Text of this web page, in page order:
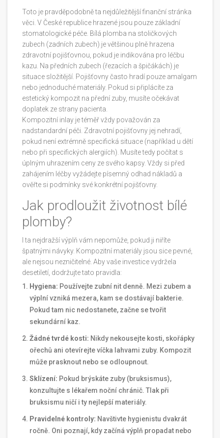
Toto je pravděpodobně ta nejdůležitější finanční stránka
věci. V České republice hrazené jsou pouze základní
stomatologické péče. Bílá plomba na stoličkových
zubech (zadních zubech) je většinou plně hrazena
zdravotní pojišťovnou, pokud je indikována pro léčbu
kazu. Na předních zubech (řezacích a špičákách) je
situace složitější. Pojišťovny často hradí pouze amalgam
nebo jednoduché materiály. Pokud si připlácíte za
estetický kompozit na přední zuby, musíte očekávat
doplatek ze strany pacienta.
Kompozitní inlay je téměř vždy považován za
nadstandardní péči. Zdravotní pojišťovny jej nehradí,
pokud není extrémně specifická situace (například u dětí
nebo při specifických alergiích). Musíte tedy počítat s
úplným uhrazením ceny ze svého kapsy. Vždy si před
zahájením léčby vyžádejte písemný odhad nákladů a
ověřte si podmínky své konkrétní pojišťovny.
Jak prodloužit životnost bílé
plomby?
I ta nejdražší výplň vám nepomůže, pokud ji niříte
špatnými návyky. Kompozitní materiály jsou sice pevné,
ale nejsou nezničitelné. Aby vaše investice vydržela
desetiletí, dodržujte tato pravidla:
Hygiena: Používejte zubní nit denně. Mezi zubem a
výplní vzniká mezera, kam se dostávají bakterie.
Pokud tam nic nedostanete, začne se tvořit
sekundární kaz.
Žádné tvrdé kosti: Nikdy nekousejte kosti, skořápky
ořechů ani otevírejte víčka lahvami zuby. Kompozit
může prasknout nebo se odloupnout.
Sklízení: Pokud brýskáte zuby (bruksismus),
konzultujte s lékařem noční chránič. Tlak při
bruksismu ničí i ty nejlepší materiály.
Pravidelné kontroly: Navštivte hygienistu dvakrát
ročně. Oni poznají, kdy začíná výplň propadat nebo